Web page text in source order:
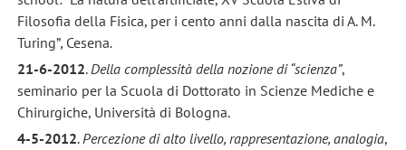
Filosofia della Fisica, per i cento anni dalla nascita di A. M.
Turing”, Cesena.
21-6-2012.Della complessità della nozione di “scienza”,
seminario per la Scuola di Dottorato in Scienze Mediche e
Chirurgiche, Università di Bologna.
4-5-2012.Percezione di alto livello, rappresentazione, analogia,